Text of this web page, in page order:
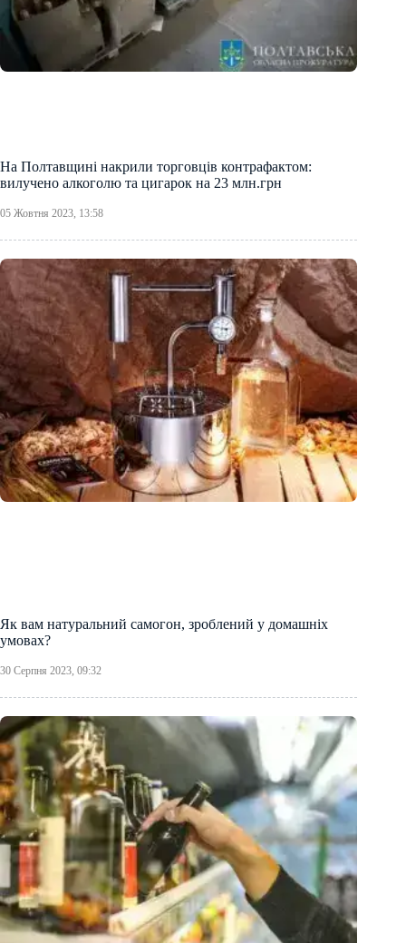
На Полтавщині накрили торговців контрафактом:
вилучено алкоголю та цигарок на 23 млн.грн
05 Жовтня 2023, 13:58
Як вам натуральний самогон, зроблений у домашніх
умовах?
30 Серпня 2023, 09:32